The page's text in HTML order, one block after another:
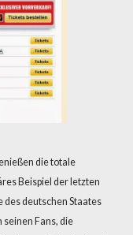
die totale
Beispiel der letzten
deutschen Staates
Fans, die